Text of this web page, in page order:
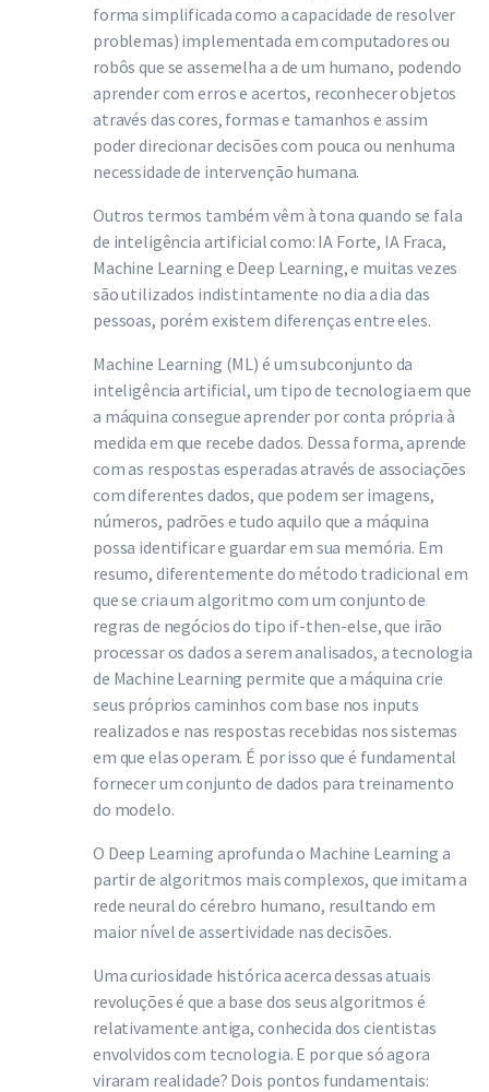
forma simplificada como a capacidade de resolver
problemas) implementada em computadores ou
robôs que se assemelha a de um humano, podendo
aprender com erros e acertos, reconhecer objetos
através das cores, formas e tamanhos e assim
poder direcionar decisões com pouca ou nenhuma
necessidade de intervenção humana.
Outros termos também vêm à tona quando se fala
de inteligência artificial como: IA Forte, IA Fraca,
Machine Learning e Deep Learning, e muitas vezes
são utilizados indistintamente no dia a dia das
pessoas, porém existem diferenças entre eles.
Machine Learning (ML) é um subconjunto da
inteligência artificial, um tipo de tecnologia em que
a máquina consegue aprender por conta própria à
medida em que recebe dados. Dessa forma, aprende
com as respostas esperadas através de associações
com diferentes dados, que podem ser imagens,
números, padrões e tudo aquilo que a máquina
possa identificar e guardar em sua memória. Em
resumo, diferentemente do método tradicional em
que se cria um algoritmo com um conjunto de
regras de negócios do tipo if-then-else, que irão
processar os dados a serem analisados, a tecnologia
de Machine Learning permite que a máquina crie
seus próprios caminhos com base nos inputs
realizados e nas respostas recebidas nos sistemas
em que elas operam. É por isso que é fundamental
fornecer um conjunto de dados para treinamento
do modelo.
O Deep Learning aprofunda o Machine Learning a
partir de algoritmos mais complexos, que imitam a
rede neural do cérebro humano, resultando em
maior nível de assertividade nas decisões.
Uma curiosidade histórica acerca dessas atuais
revoluções é que a base dos seus algoritmos é
relativamente antiga, conhecida dos cientistas
envolvidos com tecnologia. E por que só agora
viraram realidade? Dois pontos fundamentais: